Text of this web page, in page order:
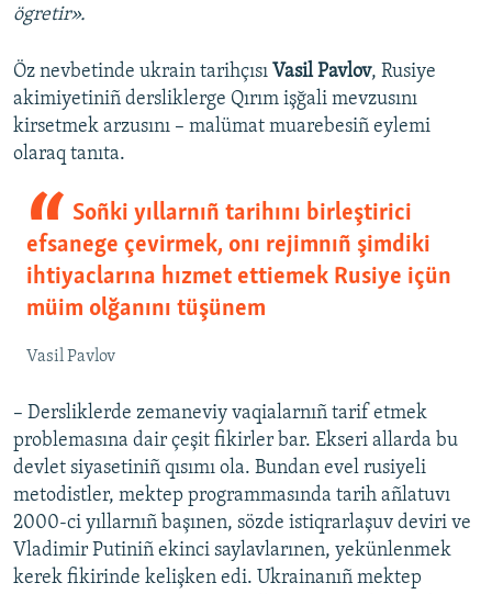
ögretir».
Öz nevbetinde ukrain tarihçısı Vasil Pavlov, Rusiye
akimiyetiniñ dersliklerge Qırım işğali mevzusını
kirsetmek arzusını – malümat muarebesiñ eylemi
olaraq tanıta.
Soñki yıllarnıñ tarihını birleştirici
efsanege çevirmek, onı rejimnıñ şimdiki
ihtiyaclarına hızmet ettiemek Rusiye içün
müim olğanını tüşünem
Vasil Pavlov
– Dersliklerde zemaneviy vaqialarnıñ tarif etmek
problemasına dair çeşit fikirler bar. Ekseri allarda bu
devlet siyasetiniñ qısımı ola. Bundan evel rusiyeli
metodistler, mektep programmasında tarih añlatuvı
2000-ci yıllarnıñ başınen, sözde istiqrarlaşuv deviri ve
Vladimir Putiniñ ekinci saylavlarınen, yekünlenmek
kerek fikirinde kelişken edi. Ukrainanıñ mektep